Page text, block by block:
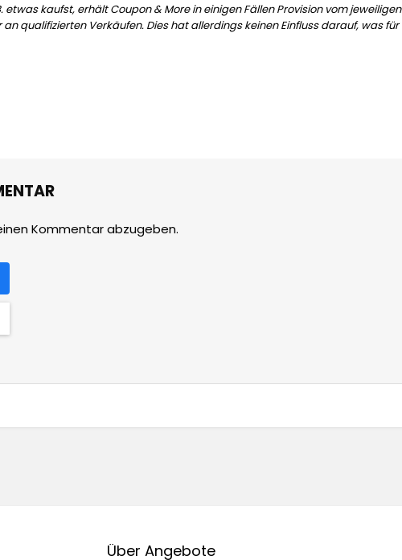
kaufst, erhält Coupon & More in einigen Fällen Provision vom jeweiligen
qualifizierten Verkäufen. Dies hat allerdings keinen Einfluss darauf, was für
Kommentar abzugeben.
Über Angebote